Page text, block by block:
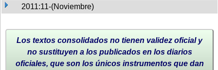
2011:11-(Noviembre)
Los textos consolidados no tienen validez oficial y
no sustituyen a los publicados en los diarios
oficiales, que son los únicos instrumentos que dan